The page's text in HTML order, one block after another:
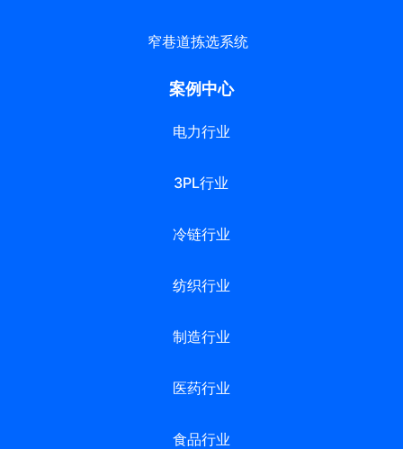
窄巷道拣选系统
案例中心
电力行业
3PL行业
冷链行业
纺织行业
制造行业
医药行业
食品行业